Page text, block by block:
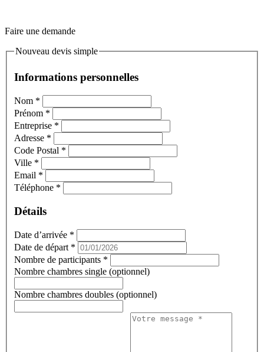
Faire une demande
Nouveau devis simple
Informations personnelles
Nom *
Prénom *
Entreprise *
Adresse *
Code Postal *
Ville *
Email *
Téléphone *
Détails
Date d’arrivée *
Date de départ *
Nombre de participants *
Nombre chambres single (optionnel)
Nombre chambres doubles (optionnel)